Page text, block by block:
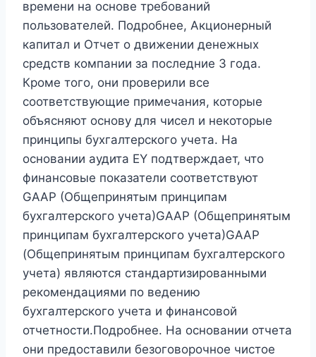
времени на основе требований
пользователей. Подробнее, Акционерный
капитал и Отчет о движении денежных
средств компании за последние 3 года.
Кроме того, они проверили все
соответствующие примечания, которые
объясняют основу для чисел и некоторые
принципы бухгалтерского учета. На
основании аудита EY подтверждает, что
финансовые показатели соответствуют
GAAP (Общепринятым принципам
бухгалтерского учета)GAAP (Общепринятым
принципам бухгалтерского учета)GAAP
(Общепринятым принципам бухгалтерского
учета) являются стандартизированными
рекомендациями по ведению
бухгалтерского учета и финансовой
отчетности.Подробнее. На основании отчета
они предоставили безоговорочное чистое